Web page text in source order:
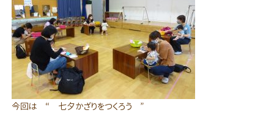
今回は “ 七夕かざりをつくろう ”